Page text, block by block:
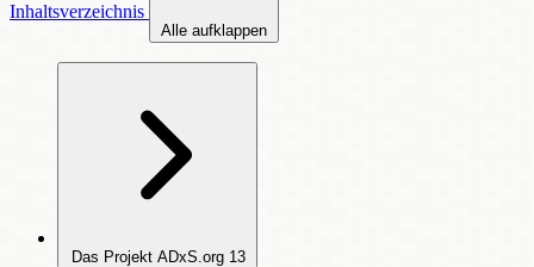
Inhaltsverzeichnis
Alle aufklappen
Das Projekt ADxS.org 13